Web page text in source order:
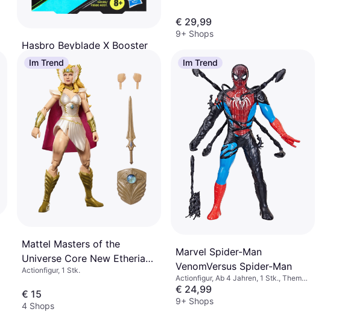
Hasbro Beyblade X Booster
Single Top Assorted
Actionfigur, Ab 8 Jahren
3 Shops
€ 29,99
9+ Shops
Im Trend
Mattel Masters of the
Universe Core New Etheria
She-Ra
Actionfigur, 1 Stk.
€ 15
4 Shops
Im Trend
Marvel Spider-Man
VenomVersus Spider-Man
Actionfigur, Ab 4 Jahren, 1 Stk., Thema:
Superheld
€ 24,99
9+ Shops